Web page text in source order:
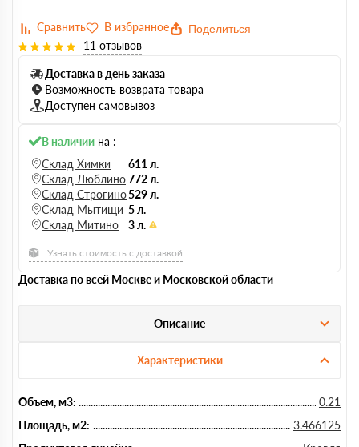
Поделиться
11 отзывов
Доставка в день заказа
Возможность возврата товара
Доступен самовывоз
В наличии на :
Склад Химки
611 л.
Склад Люблино772 л.
Склад Строгино529 л.
Склад Мытищи 5 л.
Склад Митино
3 л.
Узнать стоимость с доставкой
Доставка по всей Москве и Московской области
Описание
Характеристики
Объем, м3:
0.21
Площадь, м2:
3.466125